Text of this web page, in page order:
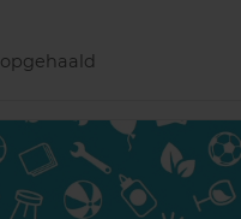
opgehaald